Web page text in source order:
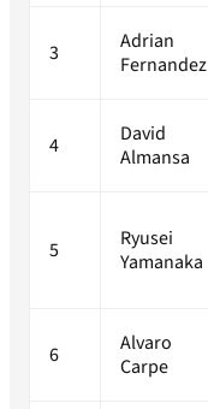
3
Adrian
Fernandez
4
David
Almansa
5
Ryusei
Yamanaka
6
Alvaro
Carpe